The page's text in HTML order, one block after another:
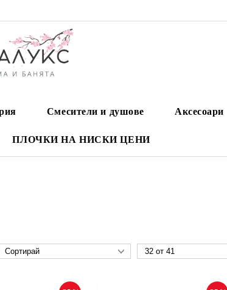
Смесители и душове Аксесоари
ПЛОЧКИ НА НИСКИ ЦЕНИ